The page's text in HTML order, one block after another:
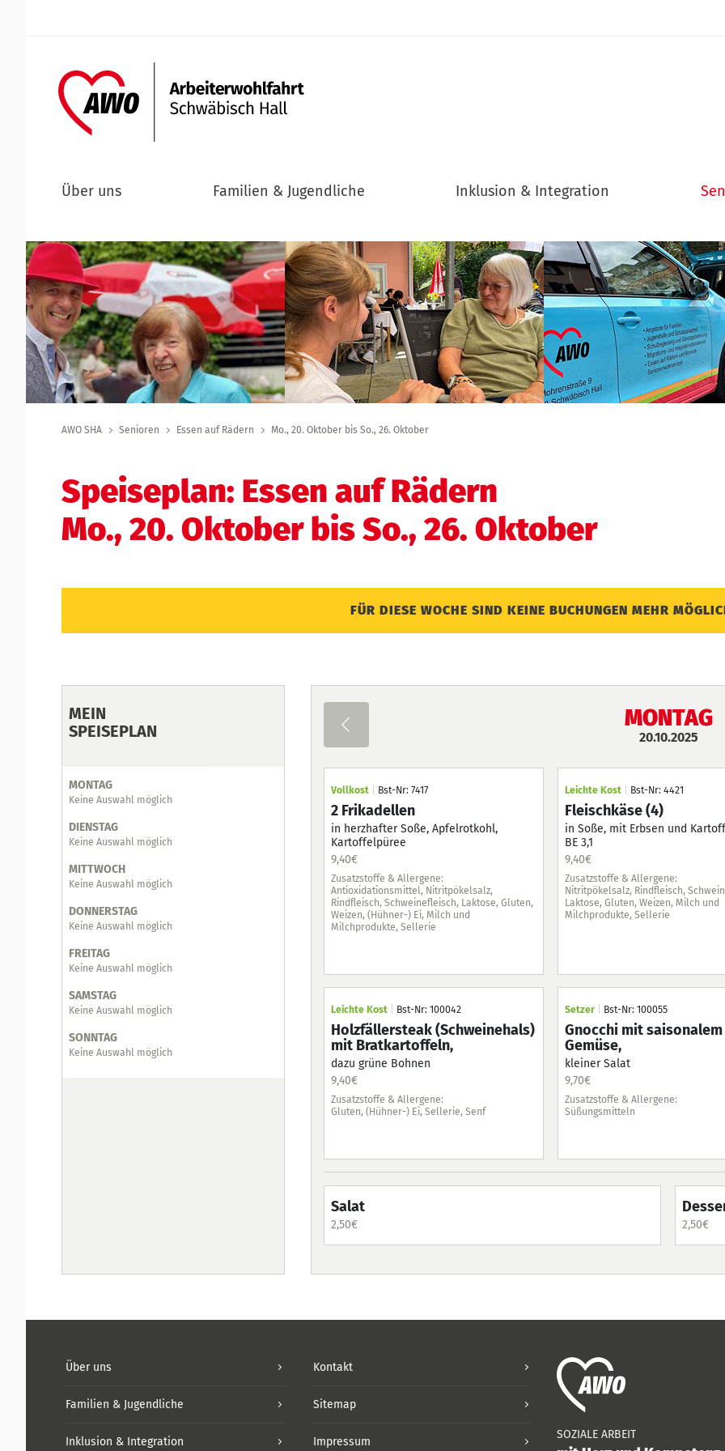
Über uns Familien & Jugendliche Inklusion & Integration
AWO SHA Senioren Essen auf Rädern Mo., 20. Oktober bis So., 26. Oktober
Speiseplan: Essen auf Rädern
Mo., 20. Oktober bis So., 26. Oktober
FÜR DIESE WOCHE SIND KEINE BUCHUNGEN MEHR
MEIN
SPEISEPLAN
MONTAG
Keine Auswahl möglich
DIENSTAG
Keine Auswahl möglich
MITTWOCH
Keine Auswahl möglich
DONNERSTAG
Keine Auswahl möglich
FREITAG
Keine Auswahl möglich
SAMSTAG
Keine Auswahl möglich
SONNTAG
Keine Auswahl möglich
MONTAG
20.10.2025
Montag
20.10.2025
Vollkost Bst-Nr: 7417
2 Frikadellen
in herzhafter Soße, Apfelrotkohl,
Kartoffelpüree
9,40€
Zusatzstoffe & Allergene:
Antioxidationsmittel, Nitritpökelsalz,
Rindfleisch, Schweinefleisch, Laktose, Gluten,
Weizen, (Hühner-) Ei, Milch und
Milchprodukte, Sellerie
Leichte Kost Bst-Nr: 4421
Fleischkäse (4)
in Soße, mit Erbsen und
BE 3,1
9,40€
Zusatzstoffe & Allergene:
Nitritpökelsalz, Rindfleisch,
Laktose, Gluten, Weizen, Milch und
Milchprodukte, Sellerie
Leichte Kost Bst-Nr: 100042
Holzfällersteak (Schweinehals)
mit Bratkartoffeln,
dazu grüne Bohnen
9,40€
Zusatzstoffe & Allergene:
Gluten, (Hühner-) Ei, Sellerie, Senf
Setzer Bst-Nr: 100055
Gnocchi mit saisonalem
Gemüse,
kleiner Salat
9,70€
Zusatzstoffe & Allergene:
Süßungsmitteln
Salat
2,50€ 2,50€
Über uns
Familien & Jugendliche
Inklusion & Integration
SOZIALE ARBEIT
Kontakt
Sitemap
Impressum